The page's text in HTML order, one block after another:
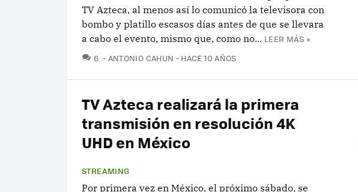
TV Azteca, al menos así lo comunicó la televisora con
bombo y platillo escasos días antes de que se llevara
a cabo el evento, mismo que, como no... LEER MÁS »
6 COMENTARIOS
ANTONIO CAHUN HACE 10 AÑOS
TV Azteca realizará la primera
transmisión en resolución 4K
UHD en México
STREAMING
Por primera vez en México, el próximo sábado, se